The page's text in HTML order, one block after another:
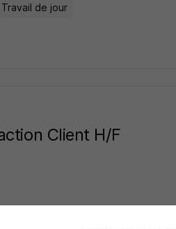
Travail de jour
Client H/F